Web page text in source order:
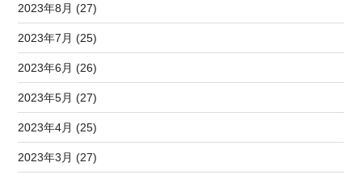
2023年8月 (27)
2023年7月 (25)
2023年6月 (26)
2023年5月 (27)
2023年4月 (25)
2023年3月 (27)